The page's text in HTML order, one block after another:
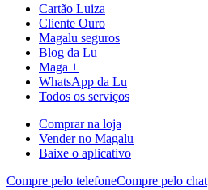
Cartão Luiza
Cliente Ouro
Magalu seguros
Blog da Lu
Maga +
WhatsApp da Lu
Todos os serviços
Comprar na loja
Vender no Magalu
Baixe o aplicativo
Compre pelo telefoneCompre pelo chat